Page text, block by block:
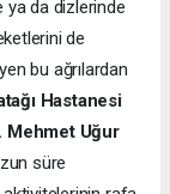
ya da dizlerinde
de
bu ağrılardan
Hastanesi
Mehmet Uğur
süre